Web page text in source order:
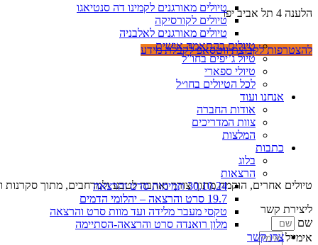
טיולים מאורגנים לקמינו דה סנטיאגו
טיולים לקורסיקה
טיולים מאורגנים לאלבניה
טיולים בהתאמה אישית
טיול ג’יפים בחו”ל
טיולי ספארי
לכל הטיולים בחו״ל
אנחנו ועוד
אודות החברה
צוות המדריכים
המלצות
כתבות
בלוג
הרצאות
30.10.24 תמימות סרט והרצאה
19.7 סרט והרצאה – יהלומי הדמים
טקסי מעבר מלידה ועד מוות סרט והרצאה
מלון רואנדה סרט והרצאה-הסתיימה
צרו קשר
הלענה 4 תל אביב יפו
להצטרפות לקבוצת ווטסאפ לקבלת מידע
טיולים אחרים, הוקמה מתוך צורך ואהבה לטבע ולמרחבים, מתוך סקרנות
ליצירת קשר
שם
אימייל